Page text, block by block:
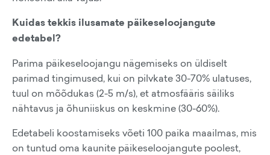
Kuidas tekkis ilusamate päikeseloojangute
edetabel?
Parima päikeseloojangu nägemiseks on üldiselt
parimad tingimused, kui on pilvkate 30-70% ulatuses,
tuul on mõõdukas (2-5 m/s), et atmosfääris säiliks
nähtavus ja õhuniiskus on keskmine (30-60%).
Edetabeli koostamiseks võeti 100 paika maailmas, mis
on tuntud oma kaunite päikeseloojangute poolest,